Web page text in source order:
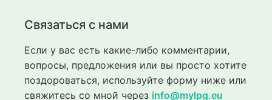
Связаться с нами
Если у вас есть какие-либо комментарии,
вопросы, предложения или вы просто хотите
поздороваться, используйте форму ниже или
свяжитесь со мной через info@mylpg.eu